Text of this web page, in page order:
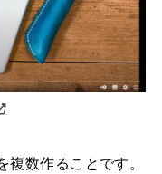
数作ることです。